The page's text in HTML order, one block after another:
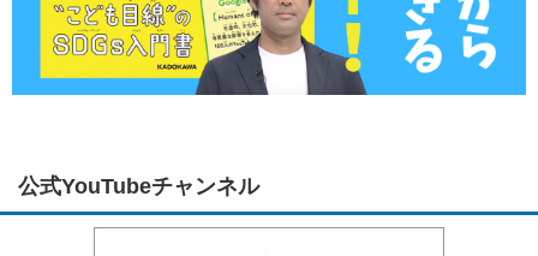
公式YouTubeチャンネル